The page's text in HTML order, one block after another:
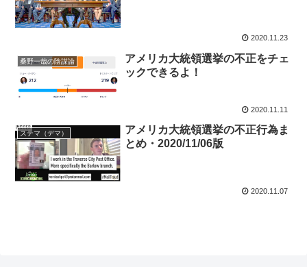
2020.11.23
桑野一哉の陰謀論
アメリカ大統領選挙の不正をチェ
ックできるよ！
2020.11.11
ステマ（デマ）
アメリカ大統領選挙の不正行為ま
とめ・2020/11/06版
2020.11.07